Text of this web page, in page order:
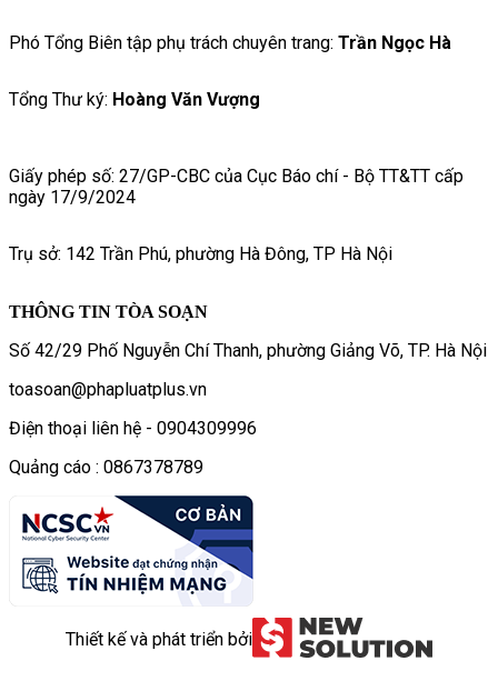
Phó Tổng Biên tập phụ trách chuyên trang: Trần Ngọc Hà
Tổng Thư ký: Hoàng Văn Vượng
Giấy phép số: 27/GP-CBC của Cục Báo chí - Bộ TT&TT cấp
ngày 17/9/2024
Trụ sở: 142 Trần Phú, phường Hà Đông, TP Hà Nội
THÔNG TIN TÒA SOẠN
Số 42/29 Phố Nguyễn Chí Thanh, phường Giảng Võ, TP. Hà Nội
toasoan@phapluatplus.vn
Điện thoại liên hệ - 0904309996
Quảng cáo : 0867378789
Thiết kế và phát triển bởi